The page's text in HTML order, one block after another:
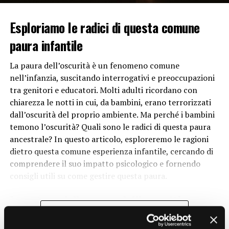
cruciale verso la padronanza del controllo del collo e
senso dell’equilibrio e a preparare il neonato per i
successivi movimenti di strisciamento e gattonamento.
Sviluppo Cognitivo
Il movimento non è solo importante per lo sviluppo
fisico, ma anche per quello cognitivo. Durante
l’esplorazione del loro ambiente attraverso il
movimento, i neonati stimolano i loro sensi e iniziano a
fare connessioni tra le diverse esperienze sensoriali. Ad
esempio, toccare e manipolare gli oggetti durante il
gioco contribuisce allo sviluppo delle capacità cognitive
e della comprensione del mondo che li circonda.
Sviluppo Emotivo
Il movimento può anche avere un impatto significativo
Esploriamo le radici di questa comune
paura infantile
La paura dell’oscurità è un fenomeno comune
nell’infanzia, suscitando interrogativi e preoccupazioni
tra genitori e educatori. Molti adulti ricordano con
chiarezza le notti in cui, da bambini, erano terrorizzati
dall’oscurità del proprio ambiente. Ma perché i bambini
temono l’oscurità? Quali sono le radici di questa paura
ancestrale? In questo articolo, esploreremo le ragioni
dietro questa comune esperienza infantile, cercando di
comprendere il suo impatto psicologico e fornendo
consigli utili su come gestire questa paura.
La natura della paura dell’oscurità
è una delle paure più diffuse
CONTINUE READING